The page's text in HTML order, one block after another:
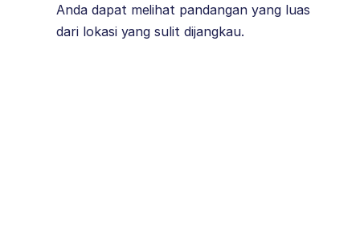
Anda dapat melihat pandangan yang luas
dari lokasi yang sulit dijangkau.